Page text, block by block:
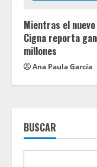
Mientras el
Cigna reporta
millones
Ana Paula García
BUSCAR